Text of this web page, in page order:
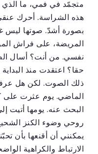
متجمّد في فمي، ما الذي
هذه الشراسة. أحرك عنقي
بصورة أشدّ. صوتها ليس
المريضة، على فراش
نفسي. من أنت؟ أسال
حقا؟ اعتقدت منذ
ذلك الصوت. لكن هل
الماضي. يوم عثرت على
البحث عنه. يومها أتيت
روحي وضوء الكنز
يمكنني أن أقنعها بأن
الارتباط والكراهية